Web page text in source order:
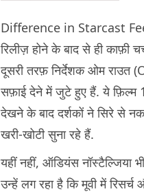
Difference in Starcast
रिलीज़ होने के बाद से ही काफ़ी
दूसरी तरफ़ निर्देशक ओम राउत
सफ़ाई देने में जुटे हुए हैं. ये फ़िल्म
देखने के बाद दर्शकों ने सिरे से
खरी-खोटी सुना रहे हैं.
यहीं नहीं, ऑडियंस नॉस्टैल्जिया
उन्हें लग रहा है कि मूवी में